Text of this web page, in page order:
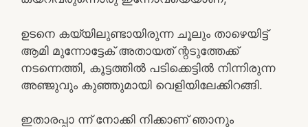
ഉടനെ കയ്യിലുണ്ടായിരുന്ന ചൂലും താഴെയിട്ട്
ആമി മുന്നോട്ടേക് അതായത് ന്റടുത്തേക്ക്
നടന്നെത്തി, കൂട്ടത്തിൽ പടിക്കെട്ടിൽ നിന്നിരുന്ന
അഞ്ജുവും കുഞ്ഞുമായി വെളിയിലേക്കിറങ്ങി.
ഇതാരപ്പാ ന്ന് നോക്കി നിക്കാണ് ഞാനും